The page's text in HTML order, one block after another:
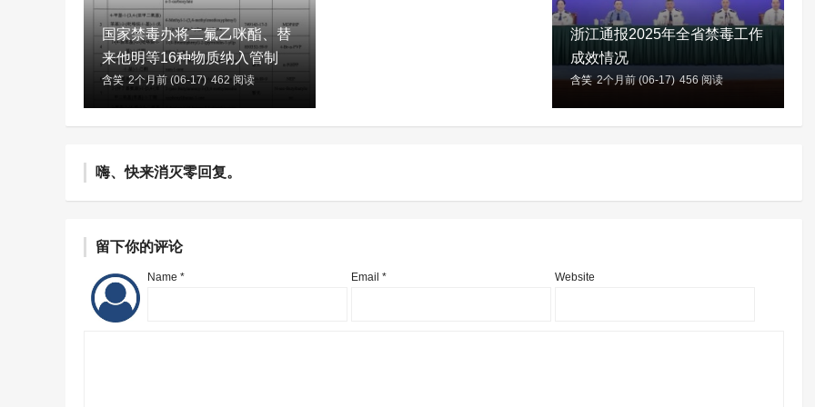
国家禁毒办将二氟乙咪酯、替
来他明等16种物质纳入管制
含笑 2个月前 (06-17) 462 阅读
浙江通报2025年全省禁毒工作
成效情况
含笑 2个月前 (06-17) 456 阅读
嗨、快来消灭零回复。
留下你的评论
Name * Email * Website